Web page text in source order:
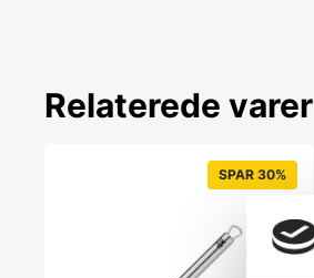
Relaterede varer
SPAR 30%